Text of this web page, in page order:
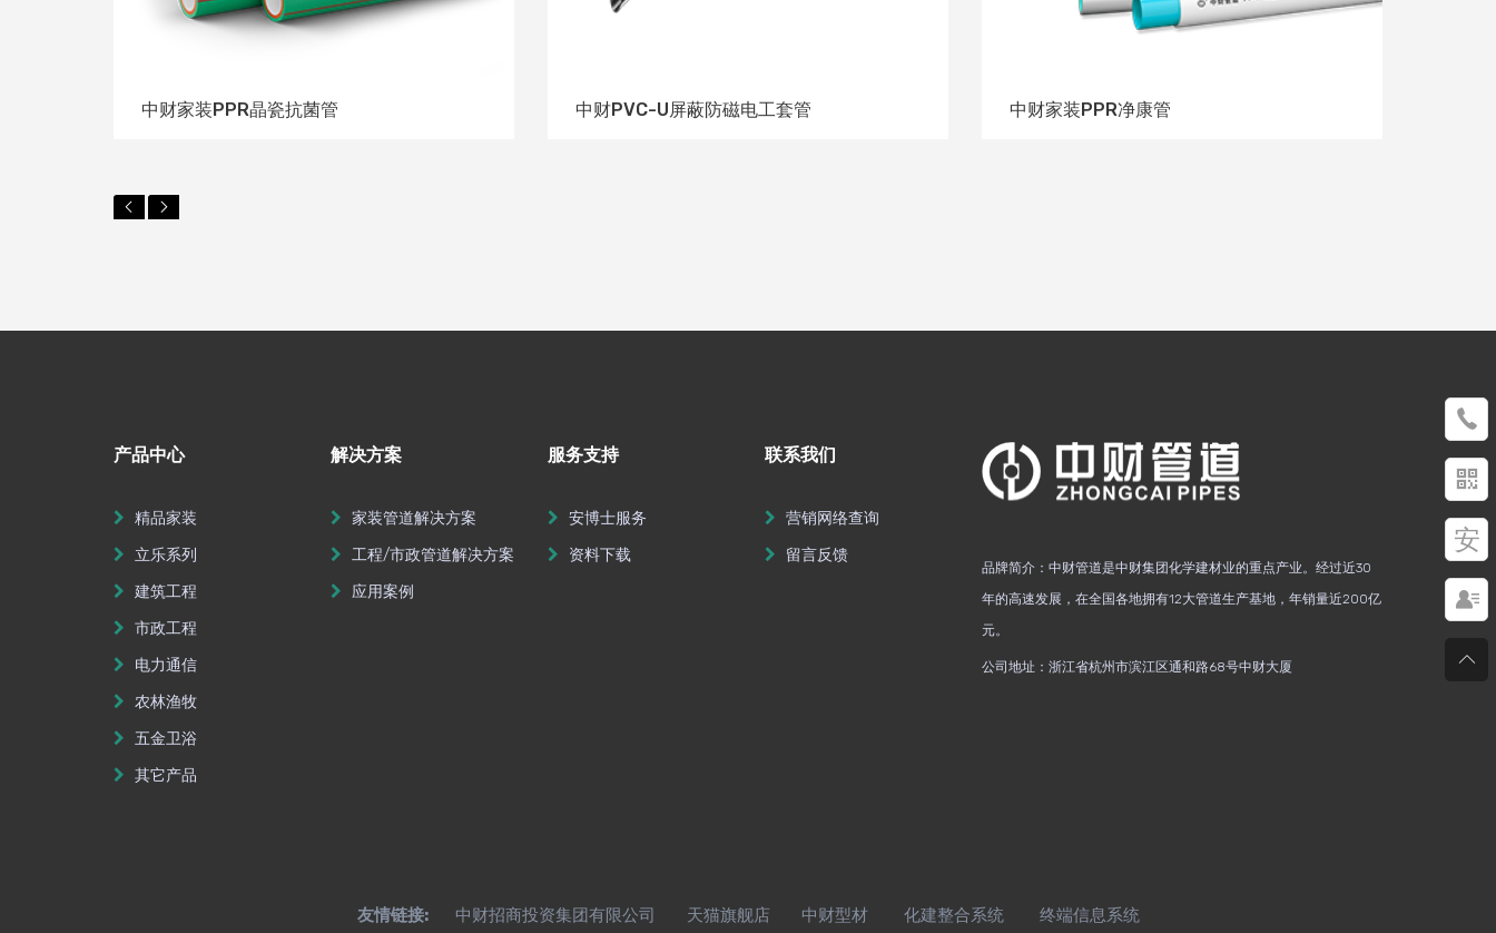
中财家装PPR晶瓷抗菌管 中财PVC-U屏蔽防磁电工套管 中财家装PPR净康管
产品中心
精品家装
立乐系列
建筑工程
市政工程
电力通信
农林渔牧
五金卫浴
其它产品
解决方案
家装管道解决方案
工程/市政管道解决方案
应用案例
服务支持
安博士服务
资料下载
联系我们
营销网络查询
留言反馈
品牌简介：中财管道是中财集团化学建材业的重点产业。经过近30
年的高速发展，在全国各地拥有12大管道生产基地，年销量近200亿
元。
公司地址：浙江省杭州市滨江区通和路68号中财大厦
友情链接:中财招商投资集团有限公司 天猫旗舰店 中财型材 化建整合系统 终端信息系统


安

